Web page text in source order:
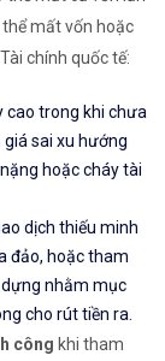
thể mất vốn hoặc
chính quốc tế:
cao trong khi chưa
sai xu hướng
hoặc cháy tài
dịch thiếu minh
đảo, hoặc tham
nhằm mục
cho rút tiền ra.
công khi tham